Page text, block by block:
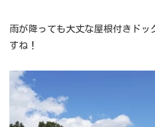
雨が降っても大丈な屋根付きドッ
すね！